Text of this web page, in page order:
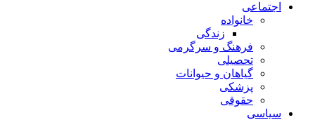
اجتماعی
خانواده
زندگی
فرهنگ و سرگرمی
تحصیلی
گیاهان و حیوانات
پزشکی
حقوقی
سیاسی